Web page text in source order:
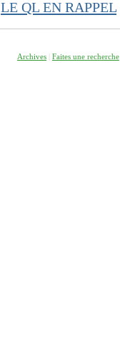
LE QL EN RAPPEL
Archives
Faites une recherche